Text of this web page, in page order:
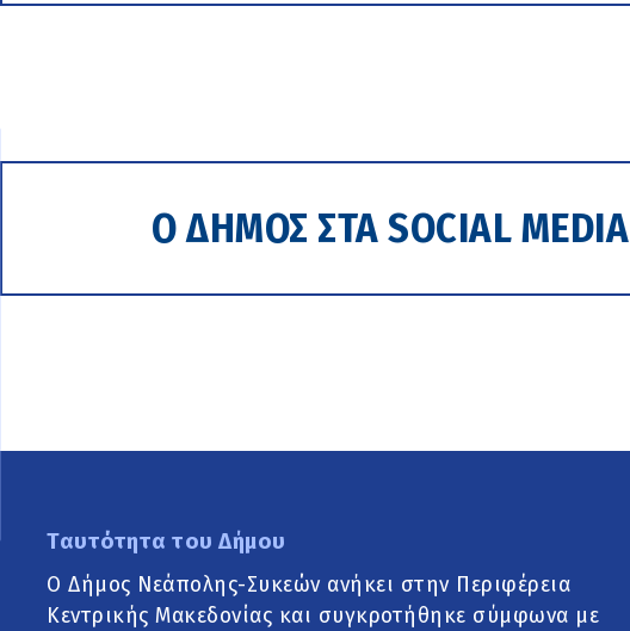
Ο ΔΗΜΟΣ ΣΤΑ SOCIAL MEDIA
Ταυτότητα του Δήμου
Ο Δήμος Νεάπολης-Συκεών ανήκει στην Περιφέρεια
Κεντρικής Μακεδονίας και συγκροτήθηκε σύμφωνα με